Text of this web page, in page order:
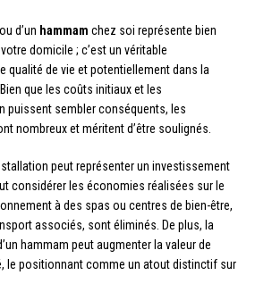
ou d’un hammam chez soi représente bien
domicile ; c’est un véritable
qualité de vie et potentiellement dans la
que les coûts initiaux et les
puissent sembler conséquents, les
nombreux et méritent d’être soulignés.
peut représenter un investissement
considérer les économies réalisées sur le
à des spas ou centres de bien-être,
associés, sont éliminés. De plus, la
hammam peut augmenter la valeur de
le positionnant comme un atout distinctif sur